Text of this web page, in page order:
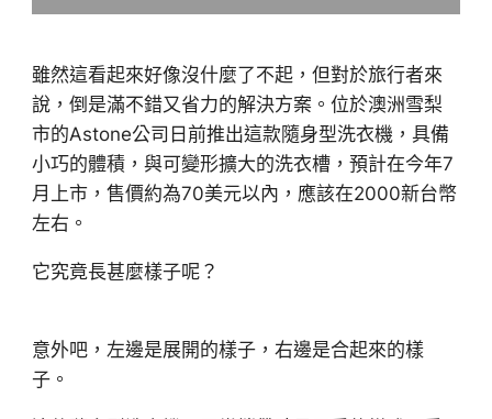
雖然這看起來好像沒什麼了不起，但對於旅行者來
說，倒是滿不錯又省力的解決方案。位於澳洲雪梨
市的Astone公司日前推出這款隨身型洗衣機，具備
小巧的體積，與可變形擴大的洗衣槽，預計在今年7
月上市，售價約為70美元以內，應該在2000新台幣
左右。
它究竟長甚麼樣子呢？
意外吧，左邊是展開的樣子，右邊是合起來的樣
子。